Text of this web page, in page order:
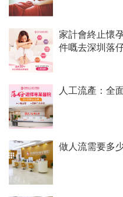
家計會終止懷
件嘅去深圳落
人工流產：全
做人流需要多